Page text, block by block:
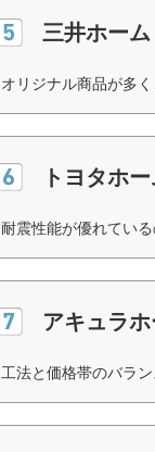
三井ホーム
オリジナル商品が多
トヨタホ
耐震性能が優れてい
アキュラ
工法と価格帯のバラ